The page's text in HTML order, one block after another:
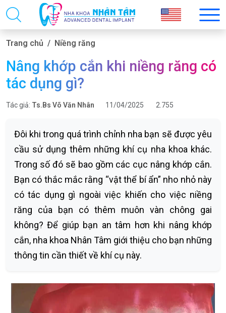
Trang chủ Niềng răng
Nâng khớp cắn khi niềng răng có
tác dụng gì?
Tác giả: Ts.Bs Võ Văn Nhân 11/04/2025 2.755
Đôi khi trong quá trình chỉnh nha bạn sẽ được yêu
cầu sử dụng thêm những khí cụ nha khoa khác.
Trong số đó sẽ bao gồm các cục nâng khớp cắn.
Bạn có thắc mắc rằng “vật thể bí ẩn” nho nhỏ này
có tác dụng gì ngoài việc khiến cho việc niềng
răng của bạn có thêm muôn vàn chông gai
không? Để giúp bạn an tâm hơn khi nâng khớp
cắn, nha khoa Nhân Tâm giới thiệu cho bạn những
thông tin cần thiết về khí cụ này.